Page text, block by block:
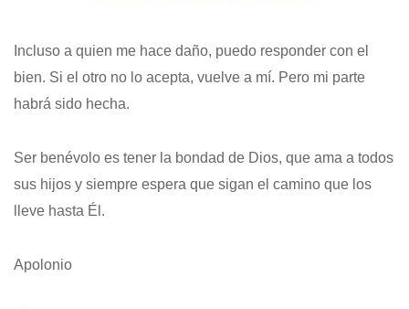
Incluso a quien me hace daño, puedo responder con el
bien. Si el otro no lo acepta, vuelve a mí. Pero mi parte
habrá sido hecha.
Ser benévolo es tener la bondad de Dios, que ama a todos
sus hijos y siempre espera que sigan el camino que los
lleve hasta Él.
Apolonio